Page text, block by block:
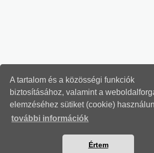
A tartalom és a közösségi funkciók
biztosításához, valamint a
elemzéséhez sütiket (cookie)
további információk
Értem